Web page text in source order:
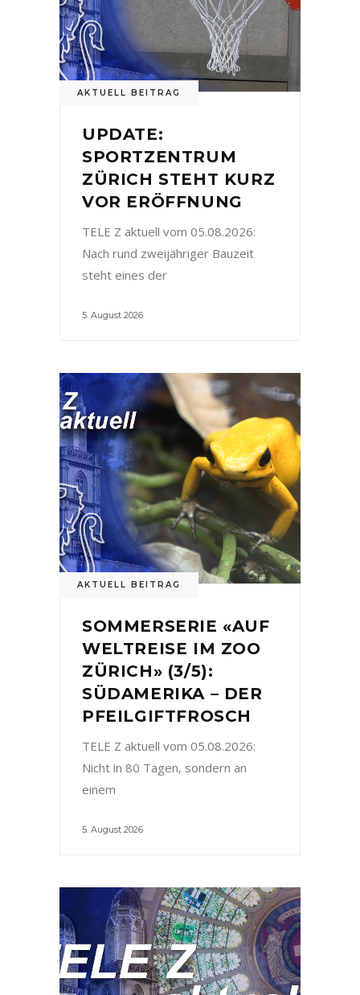
AKTUELL BEITRAG
UPDATE:
SPORTZENTRUM
ZÜRICH STEHT KURZ
VOR ERÖFFNUNG
TELE Z aktuell vom 05.08.2026:
Nach rund zweijähriger Bauzeit
steht eines der
5. August 2026
AKTUELL BEITRAG
SOMMERSERIE «AUF
WELTREISE IM ZOO
ZÜRICH» (3/5):
SÜDAMERIKA – DER
PFEILGIFTFROSCH
TELE Z aktuell vom 05.08.2026:
Nicht in 80 Tagen, sondern an
einem
5. August 2026